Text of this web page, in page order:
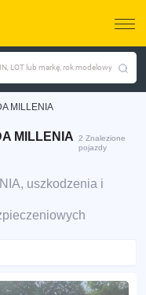
LOT lub markę, rok modelowy
MILLENIA
MILLENIA
2 Znalezione
pojazdy
uszkodzenia i